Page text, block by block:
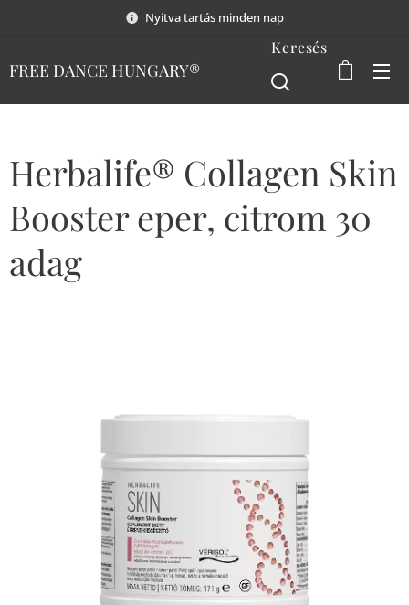
Nyitva tartás minden nap
FREE DANCE HUNGARY®
Keresés
Herbalife® Collagen Skin
Booster eper, citrom 30
adag